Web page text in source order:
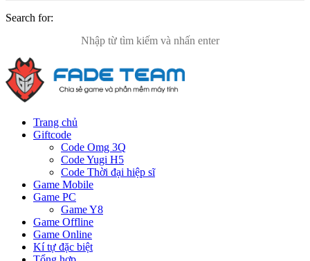
Search for:
Trang chủ
Giftcode
Code Omg 3Q
Code Yugi H5
Code Thời đại hiệp sĩ
Game Mobile
Game PC
Game Y8
Game Offline
Game Online
Kí tự đặc biệt